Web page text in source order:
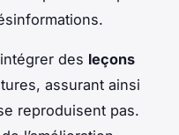
des leçons
assurant ainsi
reproduisent pas.